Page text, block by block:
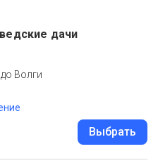
дачи
Волги
Выбрать